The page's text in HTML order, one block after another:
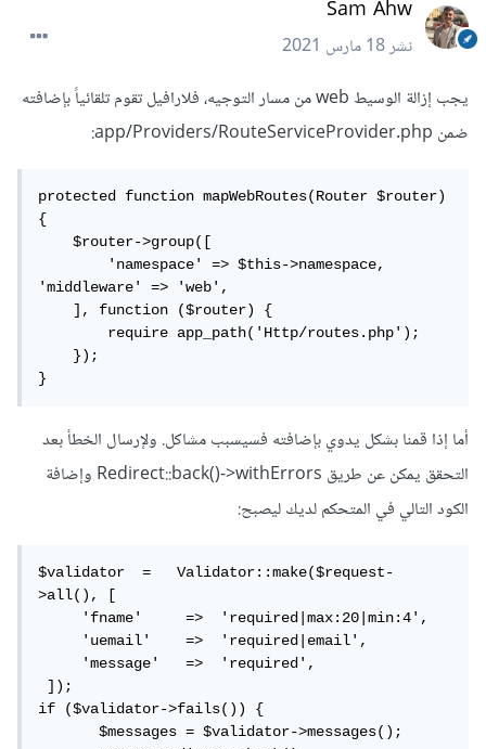
Sam Ahw
نشر18 مارس 2021
يجب إزالة الوسيط web من مسار التوجيه، فلارافيل تقوم تلقائياً بإضافته
ضمن app/Providers/RouteServiceProvider.php:
protected function mapWebRoutes(Router $router)
{
    $router->group([
        'namespace' => $this->namespace,
'middleware' => 'web',
    ], function ($router) {
        require app_path('Http/routes.php');
    });
}
أما إذا قمنا بشكل يدوي بإضافته فسيسبب مشاكل. ولإرسال الخطأ بعد
التحقق يمكن عن طريق Redirect::back()->withErrors وإضافة
الكود التالي في المتحكم لديك ليصبح:
$validator  =   Validator::make($request-
>all(), [
     'fname'     =>  'required|max:20|min:4',
     'uemail'    =>  'required|email',
     'message'   =>  'required',
]);
if ($validator->fails()) {
       $messages = $validator->messages();